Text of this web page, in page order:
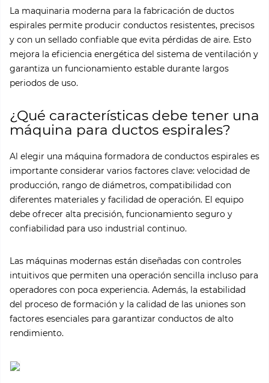
La maquinaria moderna para la fabricación de ductos
espirales permite producir conductos resistentes, precisos
y con un sellado confiable que evita pérdidas de aire. Esto
mejora la eficiencia energética del sistema de ventilación y
garantiza un funcionamiento estable durante largos
periodos de uso.
¿Qué características debe tener una
máquina para ductos espirales?
Al elegir una máquina formadora de conductos espirales es
importante considerar varios factores clave: velocidad de
producción, rango de diámetros, compatibilidad con
diferentes materiales y facilidad de operación. El equipo
debe ofrecer alta precisión, funcionamiento seguro y
confiabilidad para uso industrial continuo.
Las máquinas modernas están diseñadas con controles
intuitivos que permiten una operación sencilla incluso para
operadores con poca experiencia. Además, la estabilidad
del proceso de formación y la calidad de las uniones son
factores esenciales para garantizar conductos de alto
rendimiento.